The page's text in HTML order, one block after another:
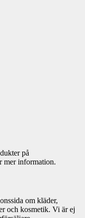
på
mer information.
om kläder,
och kosmetik. Vi är ej